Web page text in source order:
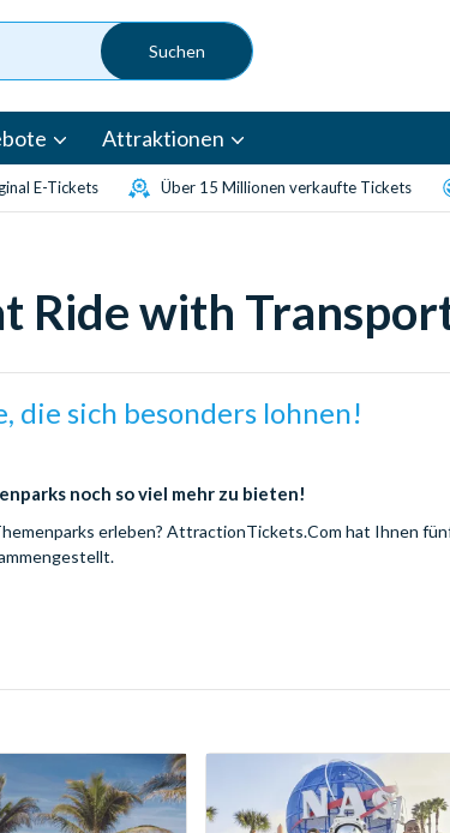
Attraktionen
E-Tickets Über 15 Millionen verkaufte Tickets
Ride with
die sich besonders lohnen!
noch so viel mehr zu bieten!
erleben? AttractionTickets.Com hat Ihnen